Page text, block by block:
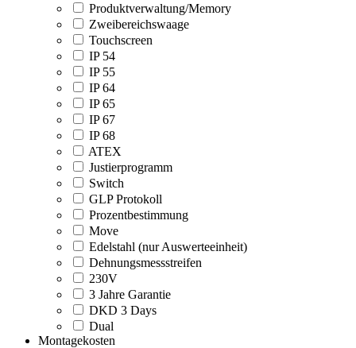
Produktverwaltung/Memory
Zweibereichswaage
Touchscreen
IP 54
IP 55
IP 64
IP 65
IP 67
IP 68
ATEX
Justierprogramm
Switch
GLP Protokoll
Prozentbestimmung
Move
Edelstahl (nur Auswerteeinheit)
Dehnungsmessstreifen
230V
3 Jahre Garantie
DKD 3 Days
Dual
Montagekosten